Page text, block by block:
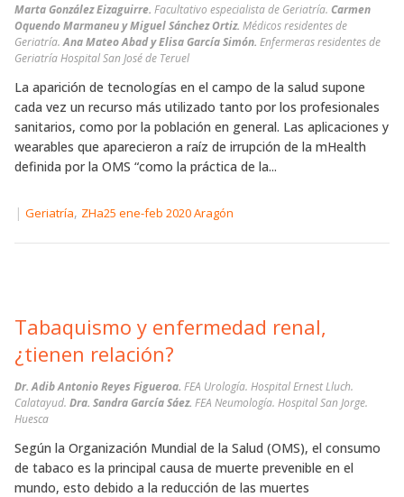
Marta González Eizaguirre. Facultativo especialista de Geriatría. Carmen
Oquendo Marmaneu y Miguel Sánchez Ortiz. Médicos residentes de
Geriatría.Ana Mateo Abad y Elisa García Simón. Enfermeras residentes de
Geriatría Hospital San José de Teruel
La aparición de tecnologías en el campo de la salud supone
cada vez un recurso más utilizado tanto por los profesionales
sanitarios, como por la población en general. Las aplicaciones y
wearables que aparecieron a raíz de irrupción de la mHealth
definida por la OMS “como la práctica de la...
| Geriatría, ZHa25 ene-feb 2020 Aragón
Tabaquismo y enfermedad renal,
¿tienen relación?
Dr. Adib Antonio Reyes Figueroa. FEA Urología. Hospital Ernest Lluch.
Calatayud. Dra. Sandra García Sáez. FEA Neumología. Hospital San Jorge.
Huesca
Según la Organización Mundial de la Salud (OMS), el consumo
de tabaco es la principal causa de muerte prevenible en el
mundo, esto debido a la reducción de las muertes